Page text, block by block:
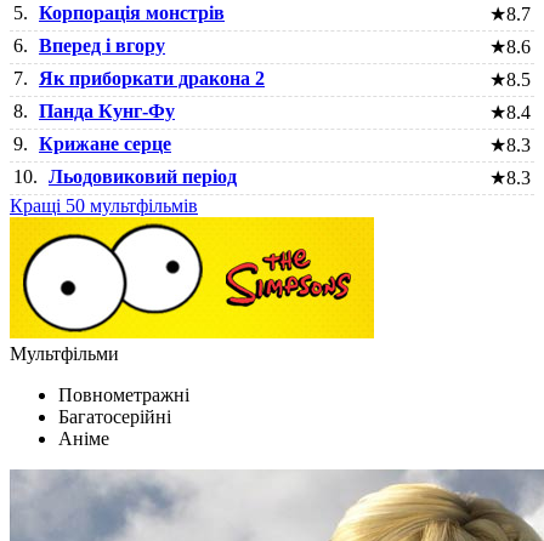
5. Корпорація монстрів ★8.7
6. Вперед і вгору ★8.6
7.
Як приборкати дракона 2 ★8.5
8. Панда Кунг-Фу ★8.4
9. Крижане серце ★8.3
10. Льодовиковий період ★8.3
Кращі 50 мультфільмів
Мультфільми
Повнометражні
Багатосерійні
Аніме